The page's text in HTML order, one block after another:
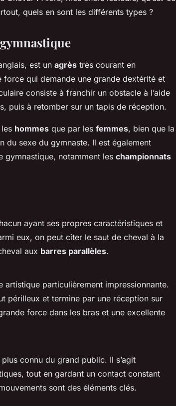
quels en sont les différents types ?
est un agrès très courant en
force qui demande une grande dextérité et
consiste à franchir un obstacle à l’aide
puis à retomber sur un tapis de réception.
hommes que par les femmes, bien que la
du sexe du gymnaste. Il est également
gymnastique, notamment les championnats
ayant ses propres caractéristiques et
eux, on peut citer le saut de cheval à la
aux barres parallèles.
particulièrement impressionnante.
périlleux et termine par une réception sur
force dans les bras et une excellente
connu du grand public. Il s’agit
tout en gardant un contact constant
sont des éléments clés.